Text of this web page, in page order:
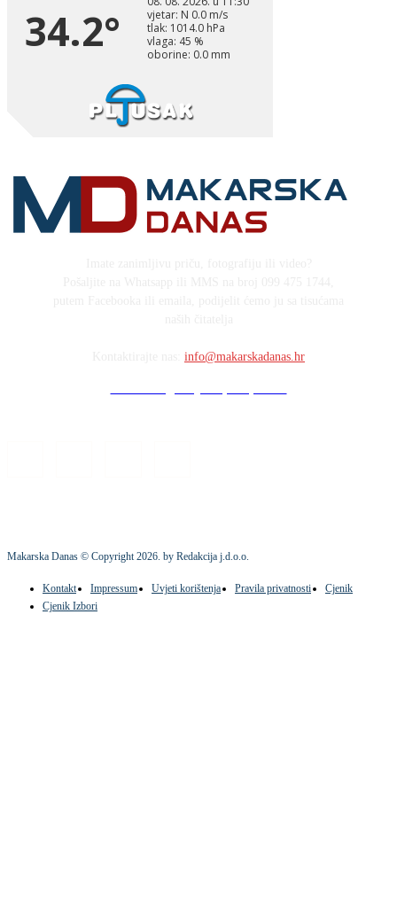
info@makarskadanas.hr
Makarska Danas © Copyright2026. by Redakcija j.d.o.o.
Kontakt Impressum Uvjeti korištenja Pravila privatnosti
Cjenik
Cjenik Izbori